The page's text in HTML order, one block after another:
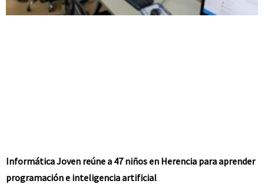
Informática Joven reúne a 47 niños en Herencia para aprender
programación e inteligencia artificial